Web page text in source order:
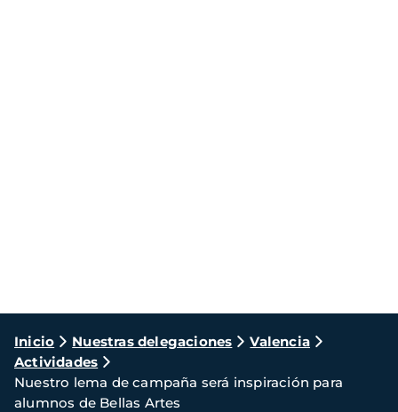
Ruta
de
navegación
Inicio Nuestras delegaciones
Valencia
Actividades
Nuestro lema de campaña será inspiración para
alumnos de Bellas Artes